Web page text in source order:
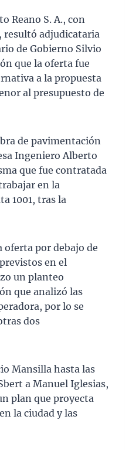
Reano S. A., con
resultó adjudicataria
de Gobierno Silvio
que la oferta fue
a la propuesta
al presupuesto de
de pavimentación
Ingeniero Alberto
que fue contratada
en la
1001, tras la
oferta por debajo de
en el
un planteo
que analizó las
por lo se
dos
Mansilla hasta las
a Manuel Iglesias,
plan que proyecta
la ciudad y las